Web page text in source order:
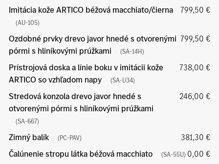
Imitácia kože ARTICO béžová macchiato/čierna
(AU-105)
799,50 €
Ozdobné prvky drevo javor hnedé s otvorenými
pórmi s hliníkovými prúžkami
(SA-14H)
799,50 €
Prístrojová doska a línie boku v imitácii kože
ARTICO so vzhľadom napy
(SA-U34)
738,00 €
Stredová konzola drevo javor hnedé s
otvorenými pórmi s hliníkovými prúžkami
(SA-667)
246,00 €
Zimný balík (PC-PAV)
381,30 €
Čalúnenie stropu látka béžová macchiato
(SA-55U) 0,00 €